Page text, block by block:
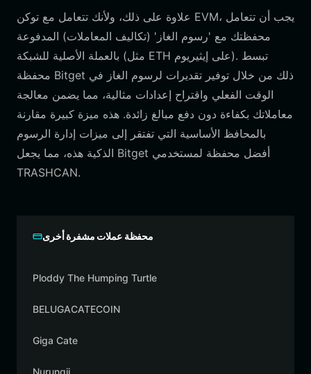
علاوة على ذلك، ولأنك تتعامل مع توكن EVM، يجب أن تتعامل
محفظتك مع 'رسوم الغاز' (تكاليف المعاملات) المدفوعة
بالعملة الأصلية للشبكة (مثل ETH على إيثيريوم). تبسط
محفظة Bitget ذلك من خلال توفير تقديرات لرسوم الغاز في
الوقت الفعلي واقتراح إعدادات مثالية، مما يضمن معالجة
معاملاتك بكفاءة دون دفع مبالغ زائدة. هذه ميزة كبيرة مقارنة
بالمحافظ الأساسية التي تفتقر إلى ميزات إدارة الرسوم
الذكية هذه، مما يجعل Bitget أفضل محفظة لمستخدمي
TRASHCAN.
محفظة عملات مشفرة أخرى
Ploddy The Humping Turtle
BELUGACATECOIN
Giga Cate
Nurungji